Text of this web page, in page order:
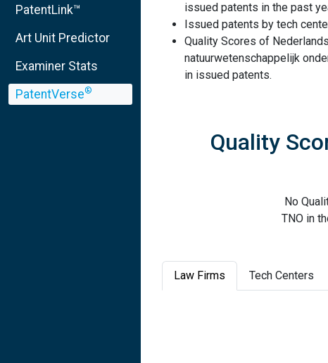
PatentLink™
Art Unit Predictor
Examiner Stats
PatentVerse®
issued patents in the past
Issued patents by tech
Quality Scores of
natuurwetenschappelijk
in issued patents.
Quality
No
TNO in
Law Firms Tech Centers